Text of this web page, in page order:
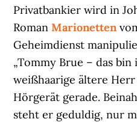
Privatbankier wird in
RomanMarionetten
Geheimdienst
„Tommy Brue – das bin
weißhaarige ältere
Hörgerät gerade.
steht er geduldig, nur